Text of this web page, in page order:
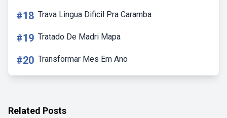
#18 Trava Lingua Dificil Pra Caramba
#19 Tratado De Madri Mapa
#20 Transformar Mes Em Ano
Related Posts